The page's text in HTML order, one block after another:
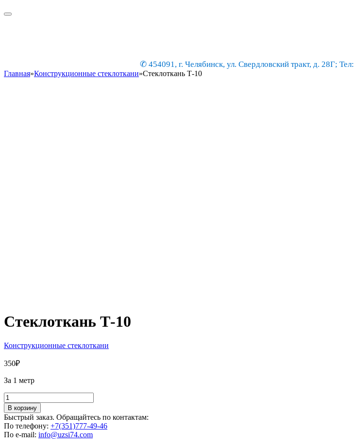
✆ 454091, г. Челябинск, ул. Свердловский тракт, д. 28Г; Тел:
Главная»Конструкционные стеклоткани»Стеклоткань Т-10
Стеклоткань Т-10
Конструкционные стеклоткани
350₽
За 1 метр
Количество
товара
Стеклоткань
Т-10
В корзину
Быстрый заказ. Обращайтесь по контактам:
По телефону: +7(351)777-49-46
По e-mail: info@uzsi74.com